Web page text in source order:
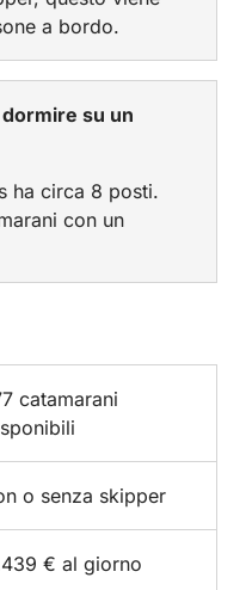
a bordo.
su un
ha circa 8 posti.
con un
catamarani
o senza skipper
€ al giorno